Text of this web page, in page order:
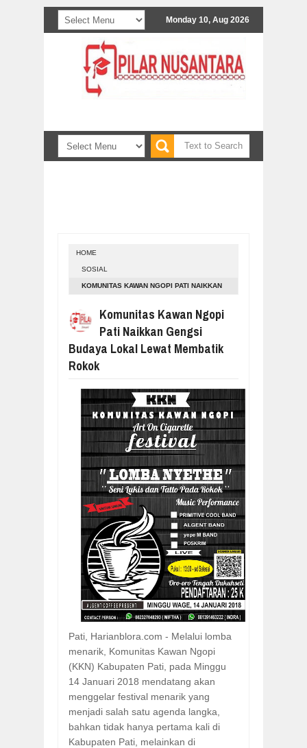
Monday 10, Aug 2026
HOME
SOSIAL
KOMUNITAS KAWAN NGOPI PATI NAIKKAN
ROKOKKomunitas Kawan Ngopi
Pati Naikkan Gengsi
Budaya Lokal Lewat Membatik
Rokok
Pati, Harianblora.com - Melalui lomba
menarik, Komunitas Kawan Ngopi
(KKN) Kabupaten Pati, pada Minggu
14 Januari 2018 mendatang akan
menggelar festival menarik yang
menjadi salah satu agenda langka,
bahkan tidak hanya pertama kali di
Kabupaten Pati, melainkan di